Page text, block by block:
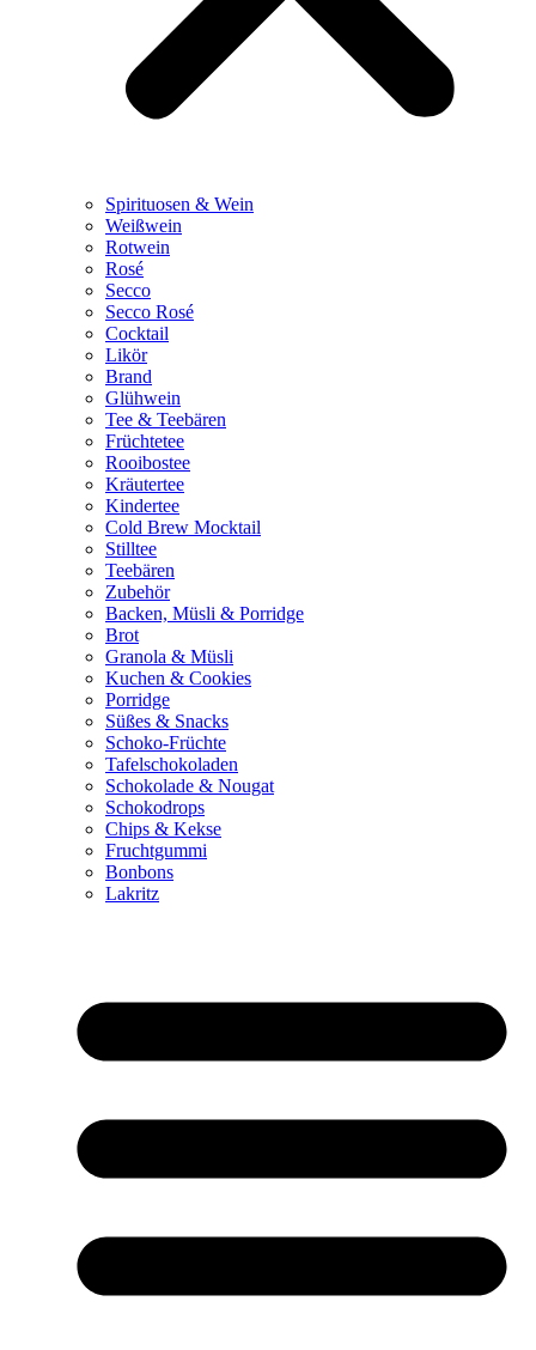
Spirituosen & Wein
Weißwein
Rotwein
Rosé
Secco
Secco Rosé
Cocktail
Likör
Brand
Glühwein
Tee & Teebären
Früchtetee
Rooibostee
Kräutertee
Kindertee
Cold Brew Mocktail
Stilltee
Teebären
Zubehör
Backen, Müsli & Porridge
Brot
Granola & Müsli
Kuchen & Cookies
Porridge
Süßes & Snacks
Schoko-Früchte
Tafelschokoladen
Schokolade & Nougat
Schokodrops
Chips & Kekse
Fruchtgummi
Bonbons
Lakritz